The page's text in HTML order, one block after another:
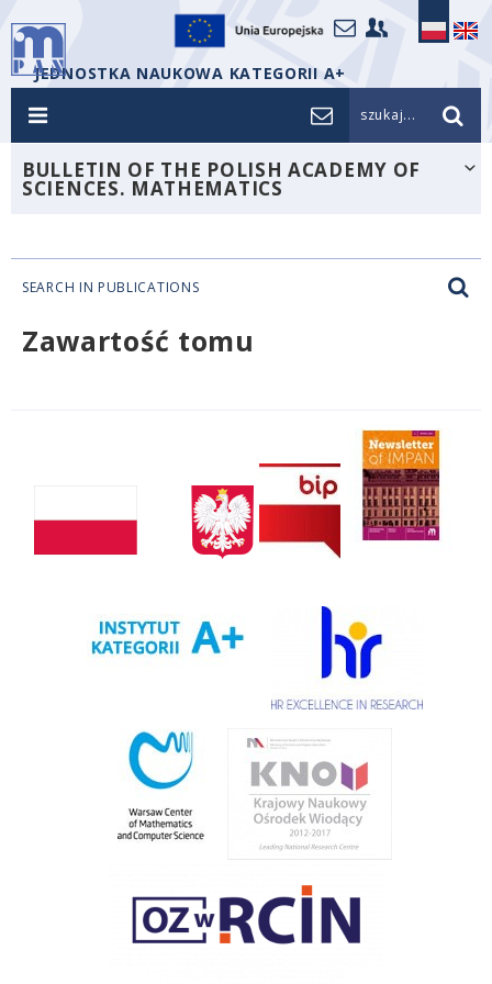
JEDNOSTKA NAUKOWA KATEGORII A+
szukaj...
BULLETIN OF THE POLISH ACADEMY OF
SCIENCES. MATHEMATICS
SEARCH IN PUBLICATIONS
Zawartość tomu